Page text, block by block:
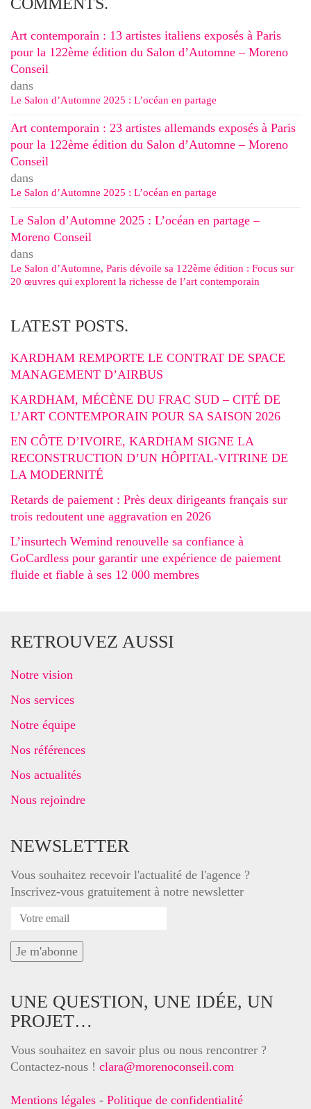
Art contemporain : 13 artistes italiens exposés à Paris
pour la 122ème édition du Salon d’Automne – Moreno
Conseil
dans
Le Salon d’Automne 2025 : L’océan en partage
Art contemporain : 23 artistes allemands exposés à Paris
pour la 122ème édition du Salon d’Automne – Moreno
Conseil
dans
Le Salon d’Automne 2025 : L’océan en partage
Le Salon d’Automne 2025 : L’océan en partage –
Moreno Conseil
dans
Le Salon d’Automne, Paris dévoile sa 122ème édition : Focus sur
20 œuvres qui explorent la richesse de l’art contemporain
LATEST POSTS.
KARDHAM REMPORTE LE CONTRAT DE SPACE
MANAGEMENT D’AIRBUS
KARDHAM, MÉCÈNE DU FRAC SUD – CITÉ DE
L’ART CONTEMPORAIN POUR SA SAISON 2026
EN CÔTE D’IVOIRE, KARDHAM SIGNE LA
RECONSTRUCTION D’UN HÔPITAL-VITRINE DE
LA MODERNITÉ
Retards de paiement : Près deux dirigeants français sur
trois redoutent une aggravation en 2026
L’insurtech Wemind renouvelle sa confiance à
GoCardless pour garantir une expérience de paiement
fluide et fiable à ses 12 000 membres
RETROUVEZ AUSSI
Notre vision
Nos services
Notre équipe
Nos références
Nos actualités
Nous rejoindre
NEWSLETTER
Vous souhaitez recevoir l'actualité de l'agence ?
Inscrivez-vous gratuitement à notre newsletter
UNE QUESTION, UNE IDÉE, UN
PROJET…
Vous souhaitez en savoir plus ou nous rencontrer ?
Contactez-nous ! clara@morenoconseil.com
Mentions légales - Politique de confidentialité